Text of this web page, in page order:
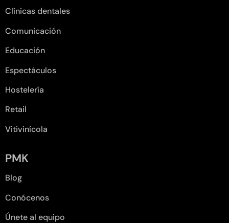
Clínicas dentales
Comunicación
Educación
Espectáculos
Hostelería
Retail
Vitivinícola
PMK
Blog
Conócenos
Únete al equipo